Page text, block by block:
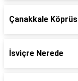
Çanakkale
İsviçre Nerede